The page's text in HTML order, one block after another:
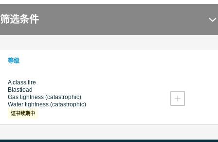
筛选条件
等级
A class fire
Blastload
Gas tightness (catastrophic)
Water tightness (catastrophic)
证书续期中